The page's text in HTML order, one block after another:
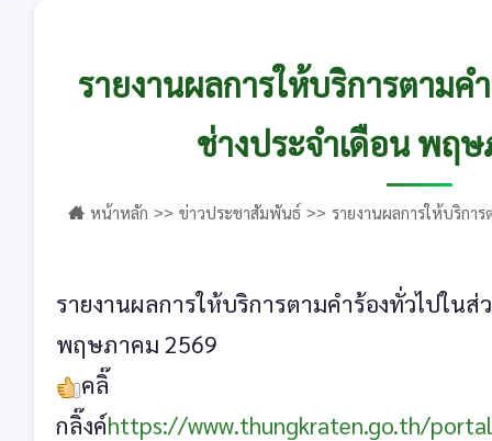
รายงานผลการให้บริการตามค
ช่างประจำเดือน พฤ
หน้าหลัก ข่าวประชาสัมพันธ์
รายงานผลการให้บริกา
รายงานผลการให้บริการตามคำร้องทั่วไปในส่
พฤษภาคม 2569
คลิ๊
กลิ๊งค์https://www.thungkraten.go.th/